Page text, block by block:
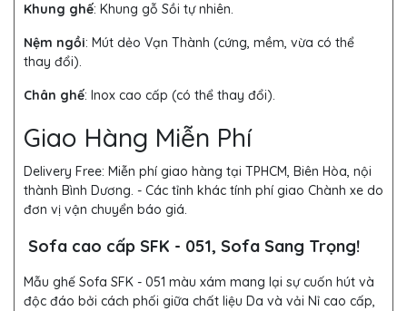
Khung ghế: Khung gỗ Sồi tự nhiên.
Nệm ngồi: Mút dẻo Vạn Thành (cứng, mềm, vừa có thể
thay đổi).
Chân ghế: Inox cao cấp (có thể thay đổi).
Giao Hàng Miễn Phí
Delivery Free: Miễn phí giao hàng tại TPHCM, Biên Hòa, nội
thành Bình Dương. - Các tỉnh khác tính phí giao Chành xe do
đơn vị vận chuyển báo giá.
Sofa cao cấp SFK - 051, Sofa Sang Trọng!
Mẫu ghế Sofa SFK - 051 màu xám mang lại sự cuốn hút và
độc đáo bởi cách phối giữa chất liệu Da và vải Nỉ cao cấp,